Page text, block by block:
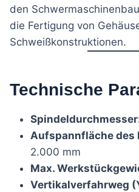
den
die Fertigung von
Schweißkonstruktionen.
Technische
Aufspannfläche des
2.000 mm
Max.
Vertikalverfahrweg